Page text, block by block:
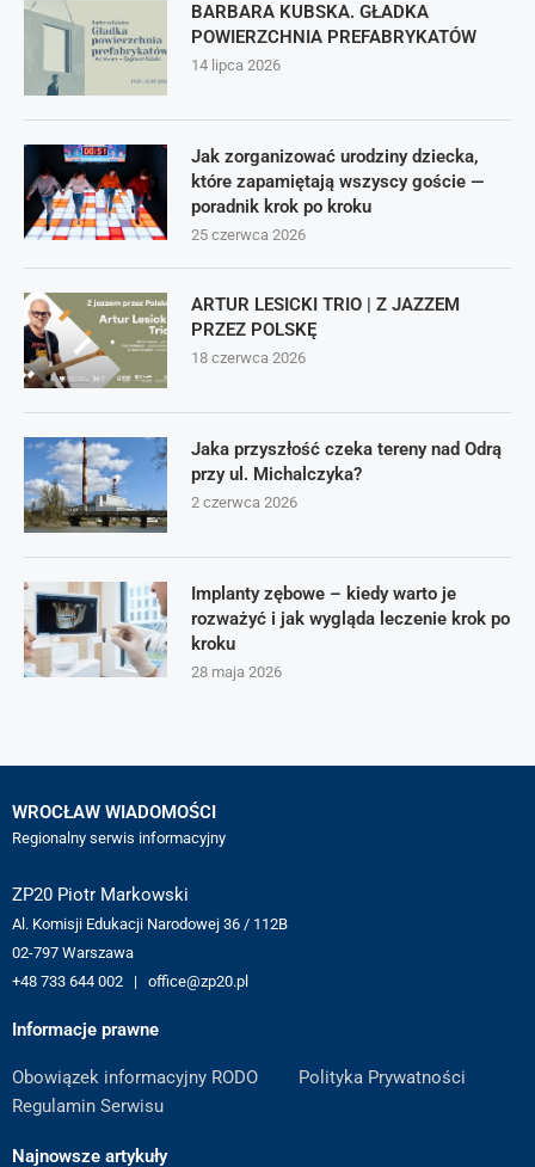
BARBARA KUBSKA. GŁADKA
POWIERZCHNIA PREFABRYKATÓW
14 lipca 2026
Jak zorganizować urodziny dziecka,
które zapamiętają wszyscy goście —
poradnik krok po kroku
25 czerwca 2026
ARTUR LESICKI TRIO | Z JAZZEM
PRZEZ POLSKĘ
18 czerwca 2026
Jaka przyszłość czeka tereny nad Odrą
przy ul. Michalczyka?
2 czerwca 2026
Implanty zębowe – kiedy warto je
rozważyć i jak wygląda leczenie krok po
kroku
28 maja 2026
WROCŁAW WIADOMOŚCI
Regionalny serwis informacyjny
ZP20 Piotr Markowski
Al. Komisji Edukacji Narodowej 36 / 112B
02-797 Warszawa
+48 733 644 002 | office@zp20.pl
Informacje prawne
Obowiązek informacyjny RODO
Polityka Prywatności
Regulamin Serwisu
Najnowsze artykuły